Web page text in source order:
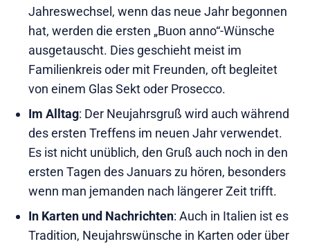
Jahreswechsel, wenn das neue Jahr begonnen
hat, werden die ersten „Buon anno“-Wünsche
ausgetauscht. Dies geschieht meist im
Familienkreis oder mit Freunden, oft begleitet
von einem Glas Sekt oder Prosecco.
Im Alltag: Der Neujahrsgruß wird auch während
des ersten Treffens im neuen Jahr verwendet.
Es ist nicht unüblich, den Gruß auch noch in den
ersten Tagen des Januars zu hören, besonders
wenn man jemanden nach längerer Zeit trifft.
In Karten und Nachrichten: Auch in Italien ist es
Tradition, Neujahrswünsche in Karten oder über